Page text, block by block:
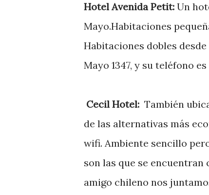
Hotel Avenida Petit: Un
Mayo.Habitaciones
Habitaciones dobles
Mayo 1347, y su teléfono es
Cecil Hotel: También
de las alternativas más
wifi. Ambiente sencillo
son las que se encuentran
amigo chileno nos